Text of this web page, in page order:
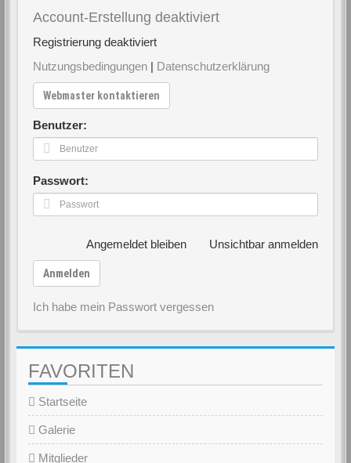
Account-Erstellung deaktiviert
Registrierung deaktiviert
Nutzungsbedingungen | Datenschutzerklärung
Webmaster kontaktieren
Benutzer:
Passwort:
Angemeldet bleiben Unsichtbar anmelden
Anmelden
Ich habe mein Passwort vergessen
FAVORITEN
Startseite
Galerie
Mitglieder